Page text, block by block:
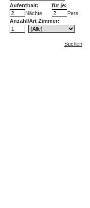
Aufenthalt:
für je:
Nächte
Pers.
Anzahl/Art Zimmer:
Suchen